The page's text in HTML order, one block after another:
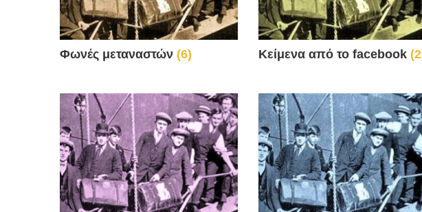
Φωνές μεταναστών (6) Κείμενα από το facebook